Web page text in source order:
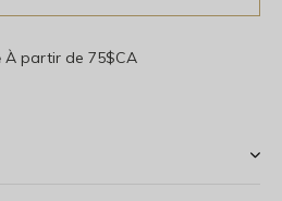
À partir de 75$CA